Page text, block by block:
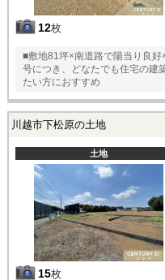
12枚
■敷地81坪×南道路で陽当り良
号につき、どなたでも住宅の建
たい方におすすめ
川越市下松原の土地
土地
15枚